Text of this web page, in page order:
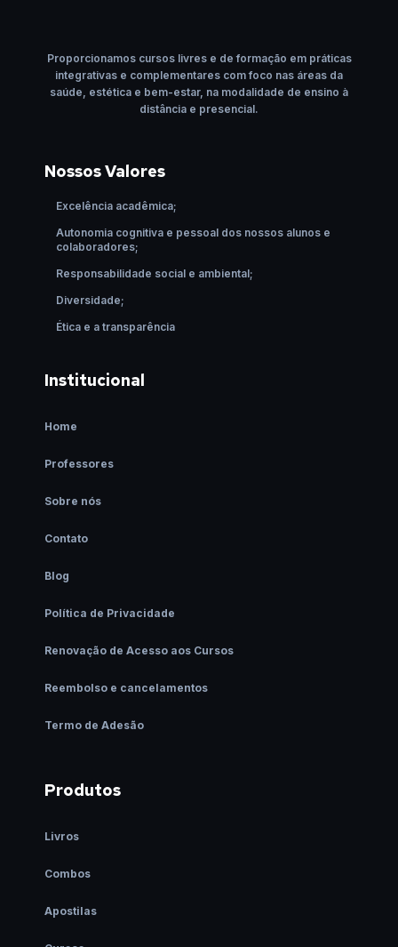
Proporcionamos cursos livres e de formação em práticas
integrativas e complementares com foco nas áreas da
saúde, estética e bem-estar, na modalidade de ensino à
distância e presencial.
Nossos Valores
Excelência acadêmica;
Autonomia cognitiva e pessoal dos nossos alunos e
colaboradores;
Responsabilidade social e ambiental;
Diversidade;
Ética e a transparência
Institucional
Home
Professores
Sobre nós
Contato
Blog
Política de Privacidade
Renovação de Acesso aos Cursos
Reembolso e cancelamentos
Termo de Adesão
Produtos
Livros
Combos
Apostilas